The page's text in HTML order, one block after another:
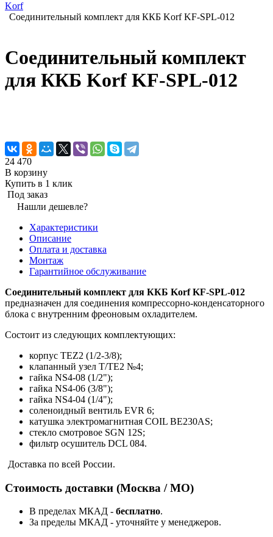
Korf
Соединительный комплект для ККБ Korf KF-SPL-012
Соединительный комплект
для ККБ Korf KF-SPL-012
24 470
В корзину
Купить в 1 клик
Под заказ
Нашли дешевле?
Характеристики
Описание
Оплата и доставка
Монтаж
Гарантийное обслуживание
Соединительный комплект для ККБ Korf KF-SPL-012
предназначен для соединения компрессорно-конденсаторного
блока с внутренним фреоновым охладителем.
Состоит из следующих комплектующих:
корпус TEZ2 (1/2-3/8);
клапанный узел T/TE2 №4;
гайка NS4-08 (1/2");
гайка NS4-06 (3/8");
гайка NS4-04 (1/4");
соленоидный вентиль EVR 6;
катушка электромагнитная COIL BE230AS;
стекло смотровое SGN 12S;
фильтр осушитель DCL 084.
Доставка по всей России.
Стоимость доставки (Москва / МО)
В пределах МКАД - бесплатно.
За пределы МКАД - уточняйте у менеджеров.